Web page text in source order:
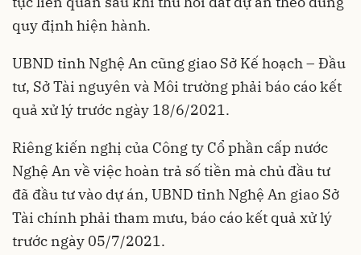
quy định hiện hành.
UBND tỉnh Nghệ An cũng giao Sở Kế hoạch – Đầu
tư, Sở Tài nguyên và Môi trường phải báo cáo kết
quả xử lý trước ngày 18/6/2021.
Riêng kiến nghị của Công ty Cổ phần cấp nước
Nghệ An về việc hoàn trả số tiền mà chủ đầu tư
đã đầu tư vào dự án, UBND tỉnh Nghệ An giao Sở
Tài chính phải tham mưu, báo cáo kết quả xử lý
trước ngày 05/7/2021.